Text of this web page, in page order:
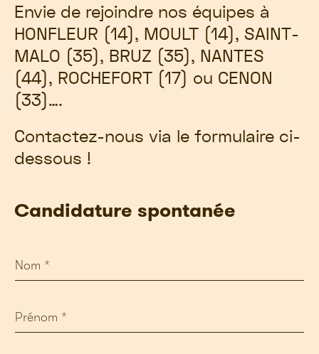
Envie de rejoindre nos équipes à
HONFLEUR (14), MOULT (14), SAINT-
MALO (35), BRUZ (35), NANTES
(44), ROCHEFORT (17) ou CENON
(33)….
Contactez-nous via le formulaire ci-
dessous !
Candidature spontanée
P
a
V
o
m
r
é